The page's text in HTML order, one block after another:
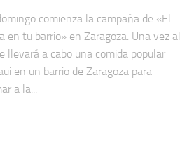
comienza la campaña de «El
en tu barrio» en Zaragoza. Una vez al
llevará a cabo una comida popular
en un barrio de Zaragoza para
a la...